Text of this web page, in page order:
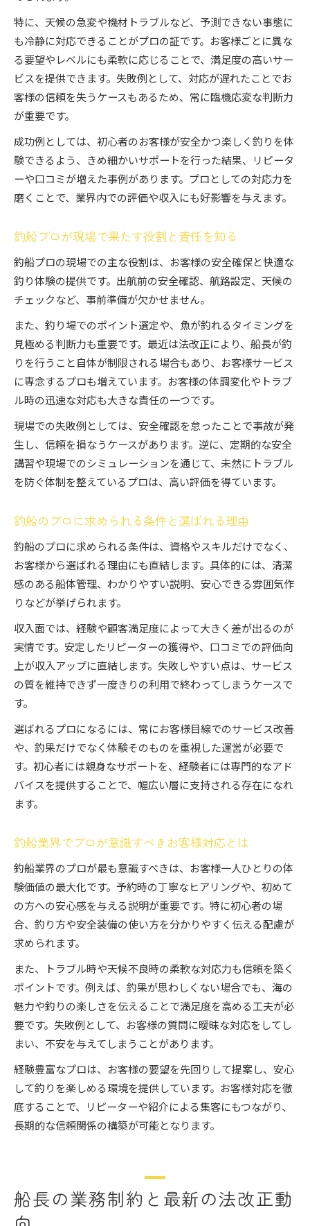
特に、天候の急変や機材トラブルなど、予測できない事態に
も冷静に対応できることがプロの証です。お客様ごとに異な
る要望やレベルにも柔軟に応じることで、満足度の高いサー
ビスを提供できます。失敗例として、対応が遅れたことでお
客様の信頼を失うケースもあるため、常に臨機応変な判断力
が重要です。
成功例としては、初心者のお客様が安全かつ楽しく釣りを体
験できるよう、きめ細かいサポートを行った結果、リピータ
ーや口コミが増えた事例があります。プロとしての対応力を
磨くことで、業界内での評価や収入にも好影響を与えます。
釣船プロが現場で果たす役割と責任を知る
釣船プロの現場での主な役割は、お客様の安全確保と快適な
釣り体験の提供です。出航前の安全確認、航路設定、天候の
チェックなど、事前準備が欠かせません。
また、釣り場でのポイント選定や、魚が釣れるタイミングを
見極める判断力も重要です。最近は法改正により、船長が釣
りを行うこと自体が制限される場合もあり、お客様サービス
に専念するプロも増えています。お客様の体調変化やトラブ
ル時の迅速な対応も大きな責任の一つです。
現場での失敗例としては、安全確認を怠ったことで事故が発
生し、信頼を損なうケースがあります。逆に、定期的な安全
講習や現場でのシミュレーションを通じて、未然にトラブル
を防ぐ体制を整えているプロは、高い評価を得ています。
釣船のプロに求められる条件と選ばれる理由
釣船のプロに求められる条件は、資格やスキルだけでなく、
お客様から選ばれる理由にも直結します。具体的には、清潔
感のある船体管理、わかりやすい説明、安心できる雰囲気作
りなどが挙げられます。
収入面では、経験や顧客満足度によって大きく差が出るのが
実情です。安定したリピーターの獲得や、口コミでの評価向
上が収入アップに直結します。失敗しやすい点は、サービス
の質を維持できず一度きりの利用で終わってしまうケースで
す。
選ばれるプロになるには、常にお客様目線でのサービス改善
や、釣果だけでなく体験そのものを重視した運営が必要で
す。初心者には親身なサポートを、経験者には専門的なアド
バイスを提供することで、幅広い層に支持される存在になれ
ます。
釣船業界でプロが意識すべきお客様対応とは
釣船業界のプロが最も意識すべきは、お客様一人ひとりの体
験価値の最大化です。予約時の丁寧なヒアリングや、初めて
の方への安心感を与える説明が重要です。特に初心者の場
合、釣り方や安全装備の使い方を分かりやすく伝える配慮が
求められます。
また、トラブル時や天候不良時の柔軟な対応力も信頼を築く
ポイントです。例えば、釣果が思わしくない場合でも、海の
魅力や釣りの楽しさを伝えることで満足度を高める工夫が必
要です。失敗例として、お客様の質問に曖昧な対応をしてし
まい、不安を与えてしまうことがあります。
経験豊富なプロは、お客様の要望を先回りして提案し、安心
して釣りを楽しめる環境を提供しています。お客様対応を徹
底することで、リピーターや紹介による集客にもつながり、
長期的な信頼関係の構築が可能となります。
船長の業務制約と最新の法改正動